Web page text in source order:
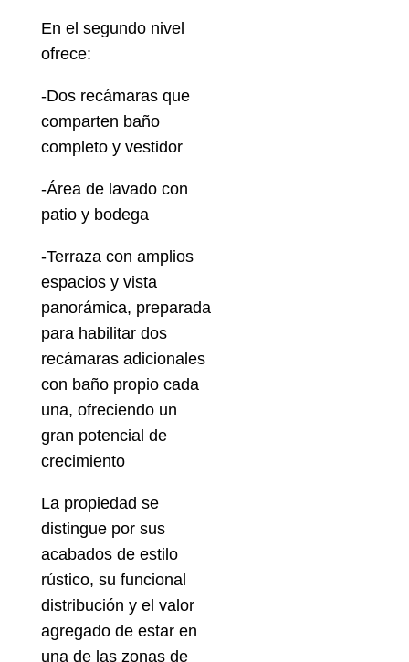
En el segundo nivel
ofrece:
-Dos recámaras que
comparten baño
completo y vestidor
-Área de lavado con
patio y bodega
-Terraza con amplios
espacios y vista
panorámica, preparada
para habilitar dos
recámaras adicionales
con baño propio cada
una, ofreciendo un
gran potencial de
crecimiento
La propiedad se
distingue por sus
acabados de estilo
rústico, su funcional
distribución y el valor
agregado de estar en
una de las zonas de